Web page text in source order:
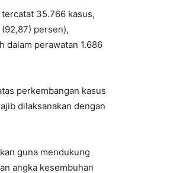
35.766 kasus,
persen),
dalam perawatan 1.686
perkembangan kasus
dilaksanakan dengan
guna mendukung
angka kesembuhan